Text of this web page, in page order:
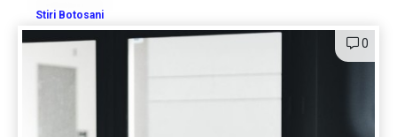
Stiri Botosani
0